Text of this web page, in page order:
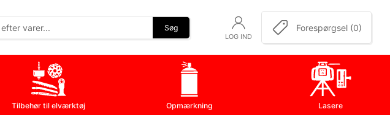
Søg
LOG IND
Forespørgsel (0)
Tilbehør til elværktøj Opmærkning Lasere